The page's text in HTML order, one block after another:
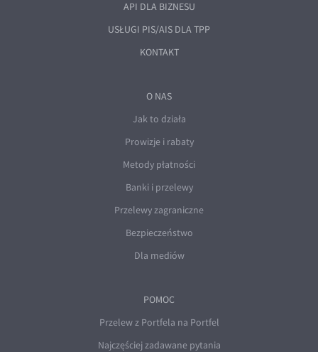
API DLA BIZNESU
USŁUGI PIS/AIS DLA TPP
KONTAKT
O NAS
Jak to działa
Prowizje i rabaty
Metody płatności
Banki i przelewy
Przelewy zagraniczne
Bezpieczeństwo
Dla mediów
POMOC
Przelew z Portfela na Portfel
Najczęściej zadawane pytania